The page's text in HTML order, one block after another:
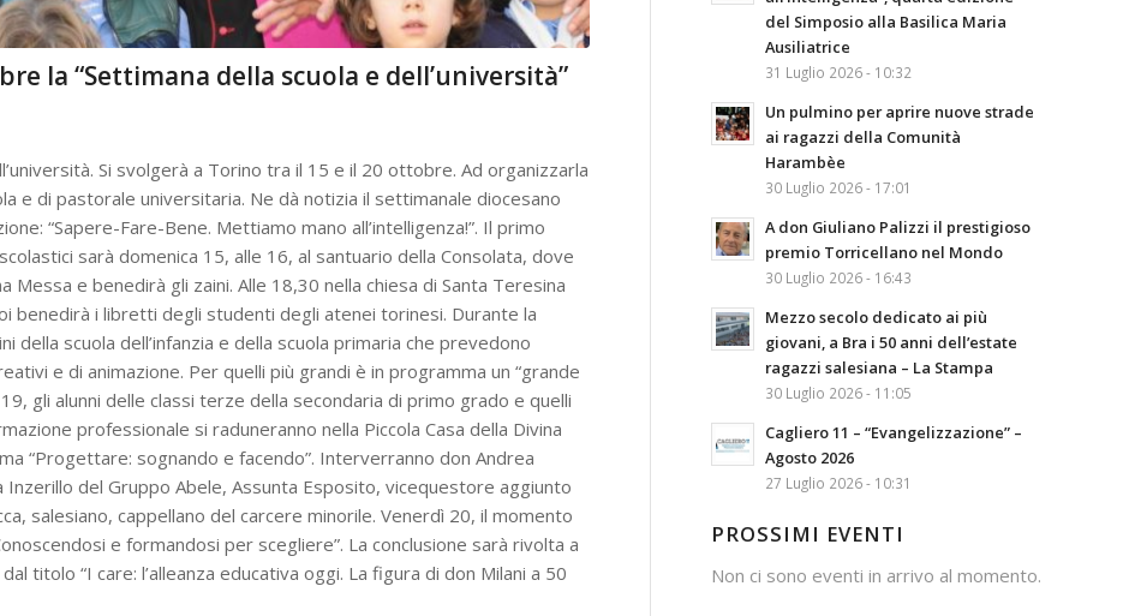
la “Settimana della scuola e dell’università”
Si svolgerà a Torino tra il 15 e il 20 ottobre. Ad organizzarla
e di pastorale universitaria. Ne dà notizia il settimanale diocesano
“Sapere-Fare-Bene. Mettiamo mano all’intelligenza!”. Il primo
sarà domenica 15, alle 16, al santuario della Consolata, dove
Messa e benedirà gli zaini. Alle 18,30 nella chiesa di Santa Teresina
benedirà i libretti degli studenti degli atenei torinesi. Durante la
della scuola dell’infanzia e della scuola primaria che prevedono
e di animazione. Per quelli più grandi è in programma un “grande
gli alunni delle classi terze della secondaria di primo grado e quelli
professionale si raduneranno nella Piccola Casa della Divina
“Progettare: sognando e facendo”. Interverranno don Andrea
del Gruppo Abele, Assunta Esposito, vicequestore aggiunto
salesiano, cappellano del carcere minorile. Venerdì 20, il momento
e formandosi per scegliere”. La conclusione sarà rivolta a
titolo “I care: l’alleanza educativa oggi. La figura di don Milani a 50
del Simposio alla Basilica Maria
Ausiliatrice
31 Luglio 2026 - 10:32
Un pulmino per aprire nuove strade
ai ragazzi della Comunità
Harambèe
30 Luglio 2026 - 17:01
A don Giuliano Palizzi il prestigioso
premio Torricellano nel Mondo
30 Luglio 2026 - 16:43
Mezzo secolo dedicato ai più
giovani, a Bra i 50 anni dell’estate
ragazzi salesiana – La Stampa
30 Luglio 2026 - 11:05
Cagliero 11 – “Evangelizzazione” –
Agosto 2026
27 Luglio 2026 - 10:31
PROSSIMI EVENTI
Non ci sono eventi in arrivo al momento.